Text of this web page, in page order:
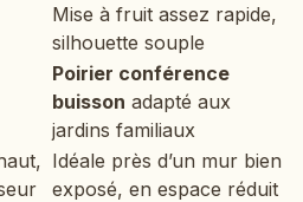
Mise à fruit assez rapide,
silhouette souple
Poirier conférence
buisson adapté aux
jardins familiaux
Idéale près d’un mur bien
exposé, en espace réduit